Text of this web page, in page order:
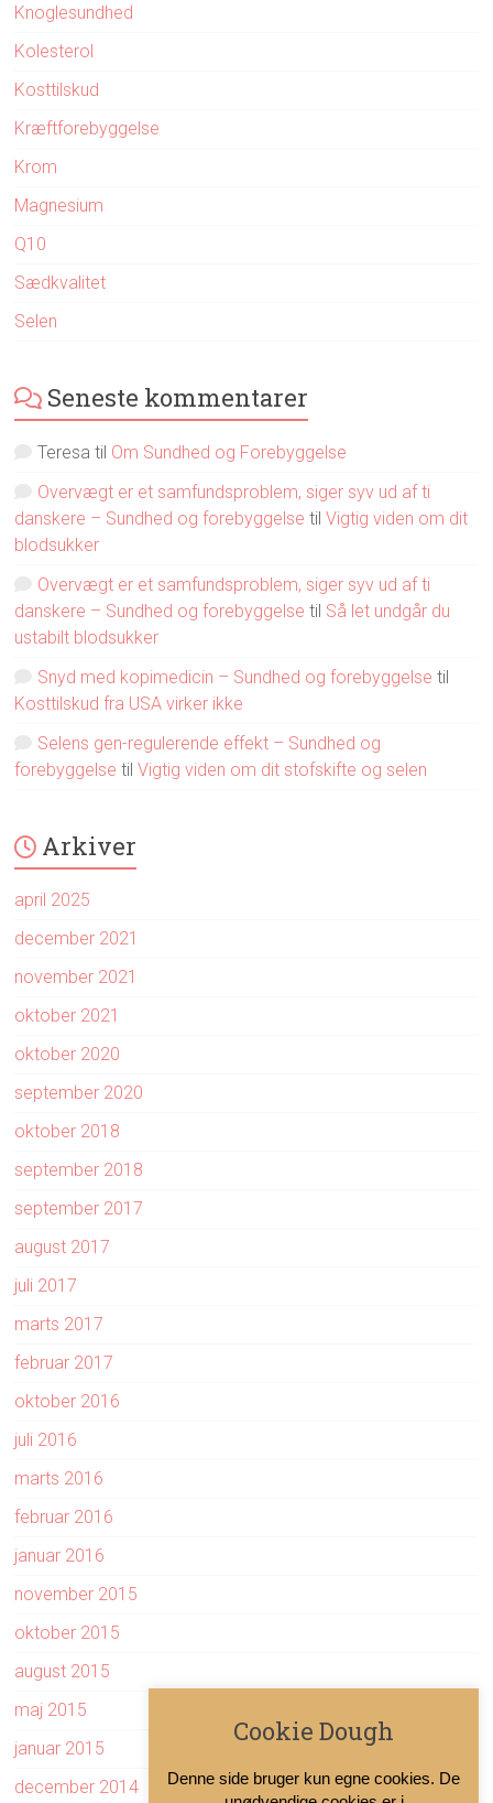
Knoglesundhed
Kolesterol
Kosttilskud
Kræftforebyggelse
Krom
Magnesium
Q10
Sædkvalitet
Selen
Seneste kommentarer
Teresa til Om Sundhed og Forebyggelse
Overvægt er et samfundsproblem, siger syv ud af ti
danskere – Sundhed og forebyggelse tilVigtig viden om dit
blodsukker
Overvægt er et samfundsproblem, siger syv ud af ti
danskere – Sundhed og forebyggelse til Så let undgår du
ustabilt blodsukker
Snyd med kopimedicin – Sundhed og forebyggelse til
Kosttilskud fra USA virker ikke
Selens gen-regulerende effekt – Sundhed og
forebyggelse tilVigtig viden om dit stofskifte og selen
Arkiver
april 2025
december 2021
november 2021
oktober 2021
oktober 2020
september 2020
oktober 2018
september 2018
september 2017
august 2017
juli 2017
marts 2017
februar 2017
oktober 2016
juli 2016
marts 2016
februar 2016
januar 2016
november 2015
oktober 2015
august 2015
maj 2015
januar 2015
december 2014
Cookie Dough
Denne side bruger kun egne cookies. De